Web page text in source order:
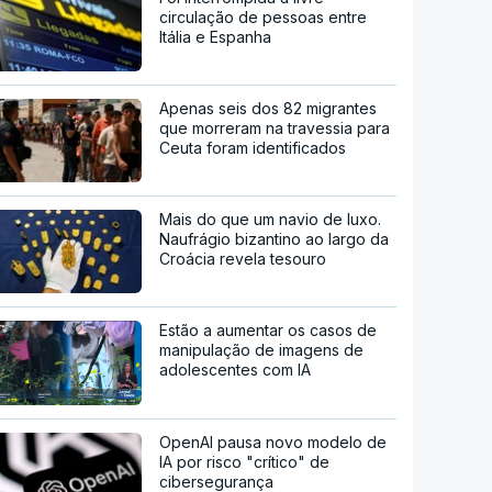
circulação de pessoas entre
Itália e Espanha
Apenas seis dos 82 migrantes
que morreram na travessia para
Ceuta foram identificados
Mais do que um navio de luxo.
Naufrágio bizantino ao largo da
Croácia revela tesouro
Estão a aumentar os casos de
manipulação de imagens de
adolescentes com IA
OpenAI pausa novo modelo de
IA por risco "crítico" de
cibersegurança